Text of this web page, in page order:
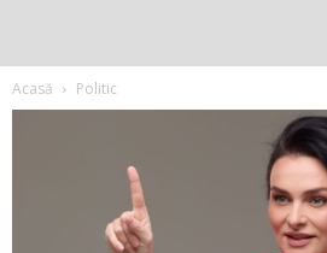
Acasă Politic